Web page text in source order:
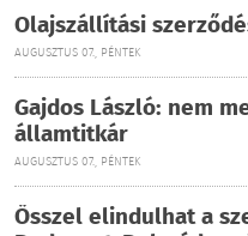
Olajszállítási
AUGUSZTUS 07., PÉNTEK
Gajdos László: nem
államtitkár
AUGUSZTUS 07., PÉNTEK
Ősszel elindulhat a